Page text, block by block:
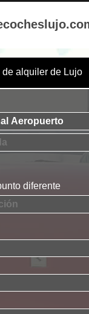
de alquiler de Lujo
diferente